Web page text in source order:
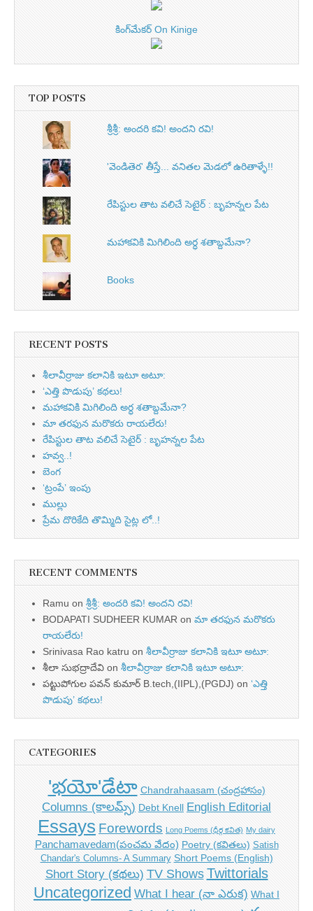
కింగ్‌మేకర్ On Kinige
TOP POSTS
శ్రీశ్రీ: అందరి కవి! అందని రవి!
'వెండితెర' తీస్తే... వనితల మెడలో ఉరితాళ్ళే!!
రేపిస్టుల తాట వలిచే సెటైర్ : బృహన్నల పేట
మహాకవికి మిగిలింది అర్ధ శతాబ్దమేనా?
Books
RECENT POSTS
శీలావీర్రాజు కలానికి ఇటూ అటూ:
‘ఎత్తి పొడుపు’ కథలు!
మహాకవికి మిగిలింది అర్ధ శతాబ్దమేనా?
మా తరఫున మరొకరు రాయలేరు!
రేపిస్టుల తాట వలిచే సెటైర్ : బృహన్నల పేట
హవ్వ..!
బెంగ
‘ట్రంపే’ ఇంపు
ముల్లు
ప్రేమ దొరికేది తొమ్మిది సైట్ల లో..!
RECENT COMMENTS
Ramu on శ్రీశ్రీ: అందరి కవి! అందని రవి!
BODAPATI SUDHEER KUMAR on మా తరఫున మరొకరు
రాయలేరు!
Srinivasa Rao katru on శీలావీర్రాజు కలానికి ఇటూ అటూ:
శీలా సుభద్రాదేవి on శీలావీర్రాజు కలానికి ఇటూ అటూ:
పట్టుపోగుల పవన్ కుమార్ B.tech,(IIPL),(PGDJ) on ‘ఎత్తి
పొడుపు’ కథలు!
CATEGORIES
'భయో'డేటా Chandrahaasam (చంద్రహాసం)
Columns (కాలమ్స్) Debt Knell English Editorial
Essays Forewords Long Poems (ధీర్గ కవిత) My dairy
Panchamavedam(పంచమ వేదం) Poetry (కవితలు) Satish
Chandar's Columns- A Summary Short Poems (English)
Short Story (కథలు) TV Shows Twittorials
Uncategorized What I hear (నా ఎరుక) What I